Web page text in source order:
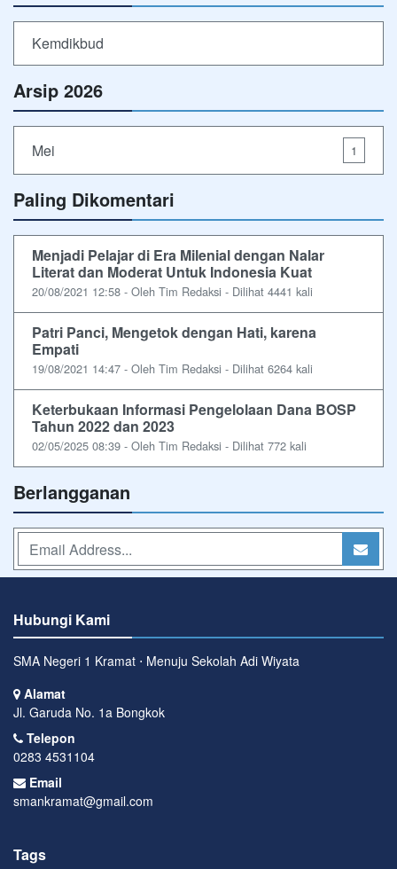
Kemdikbud
Arsip 2026
Mei 1
Paling Dikomentari
Menjadi Pelajar di Era Milenial dengan Nalar
Literat dan Moderat Untuk Indonesia Kuat
20/08/2021 12:58 - Oleh Tim Redaksi - Dilihat 4441 kali
Patri Panci, Mengetok dengan Hati, karena
Empati
19/08/2021 14:47 - Oleh Tim Redaksi - Dilihat 6264 kali
Keterbukaan Informasi Pengelolaan Dana BOSP
Tahun 2022 dan 2023
02/05/2025 08:39 - Oleh Tim Redaksi - Dilihat 772 kali
Berlangganan
Hubungi Kami
SMA Negeri 1 Kramat ⋅ Menuju Sekolah Adi Wiyata
Alamat
Jl. Garuda No. 1a Bongkok
Telepon
0283 4531104
Email
smankramat@gmail.com
Tags